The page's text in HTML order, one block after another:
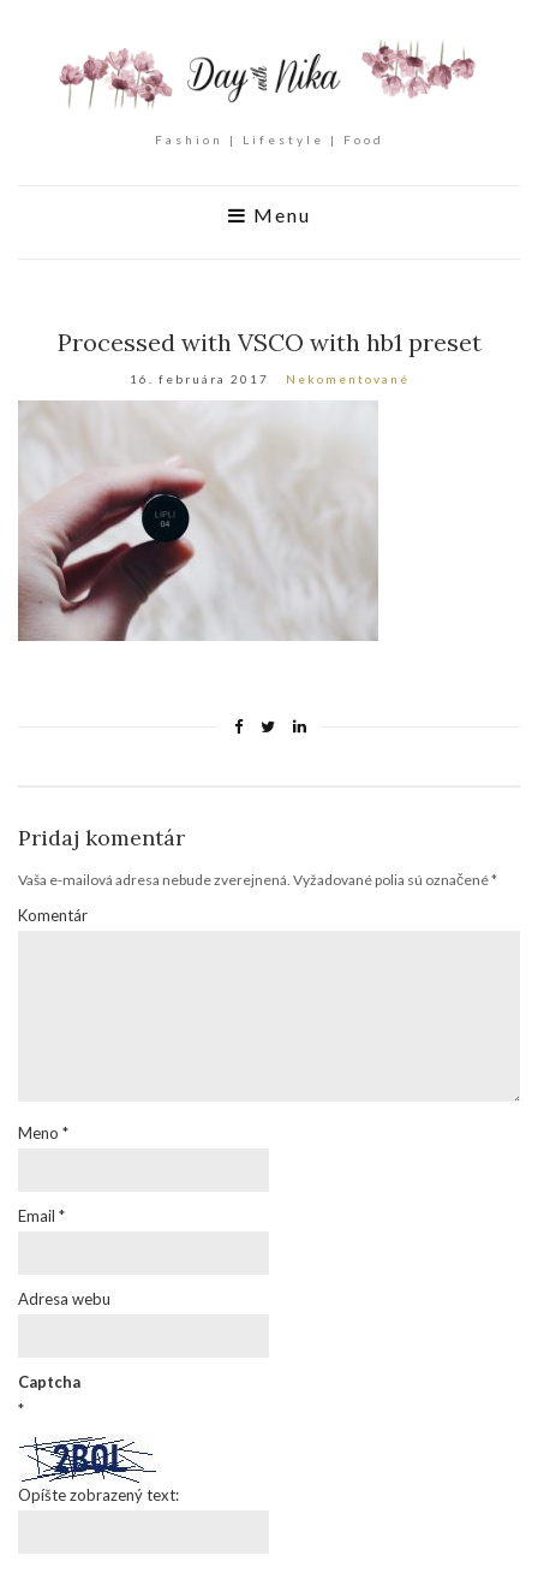
Fashion | Lifestyle | Food
Menu
Processed with VSCO with hb1 preset
16. februára 2017 Nekomentované
Pridaj komentár
Vaša e-mailová adresa nebude zverejnená. Vyžadované polia sú označené*
Komentár
Meno *
Email *
Adresa webu
Captcha
*
Opíšte zobrazený text: